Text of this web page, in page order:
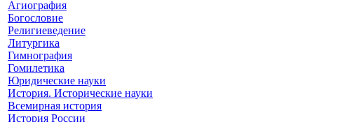
Агиография
Богословие
Религиеведение
Литургика
Гимнография
Гомилетика
Юридические науки
История. Исторические науки
Всемирная история
История России